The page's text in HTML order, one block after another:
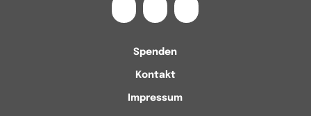
Spenden
Kontakt
Impressum